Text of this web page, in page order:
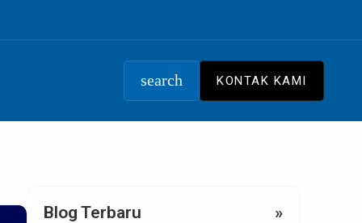
search KONTAK KAMI
Blog Terbaru »